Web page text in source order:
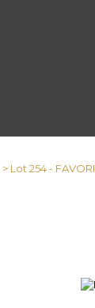
> Lot 254 -